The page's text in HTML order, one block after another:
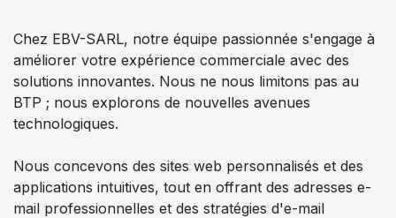
Chez EBV-SARL, notre équipe passionnée s'engage à
améliorer votre expérience commerciale avec des
solutions innovantes. Nous ne nous limitons pas au
BTP ; nous explorons de nouvelles avenues
technologiques.
Nous concevons des sites web personnalisés et des
applications intuitives, tout en offrant des adresses e-
mail professionnelles et des stratégies d'e-mail